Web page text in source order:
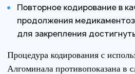
Повторное кодирование в
продолжения
для закрепления
Процедура кодирования с
Алгоминала противопоказана в